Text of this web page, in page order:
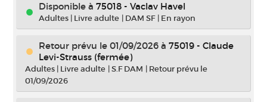
Disponible à 75018 - Vaclav Havel
Adultes | Livre adulte | DAM SF | En rayon
Retour prévu le 01/09/2026 à 75019 - Claude
Levi-Strauss (fermée)
Adultes | Livre adulte |S.F DAM | Retour prévu le
01/09/2026